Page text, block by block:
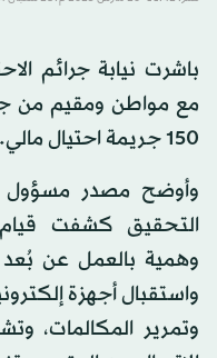
باشرت نيابة جرائم
مع مواطن ومقيم من
150 جريمة احتيال مالي.
وأوضح مصدر مسؤول
التحقيق كشفت
وهمية بالعمل عن بُعد
واستقبال أجهزة
وتمرير المكالمات،